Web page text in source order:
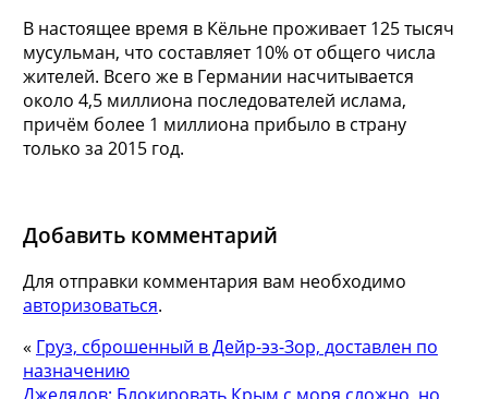
В настоящее время в Кёльне проживает 125 тысяч
мусульман, что составляет 10% от общего числа
жителей. Всего же в Германии насчитывается
около 4,5 миллиона последователей ислама,
причём более 1 миллиона прибыло в страну
только за 2015 год.
Добавить комментарий
Для отправки комментария вам необходимо
авторизоваться.
« Груз, сброшенный в Дейр-эз-Зор, доставлен по
назначению